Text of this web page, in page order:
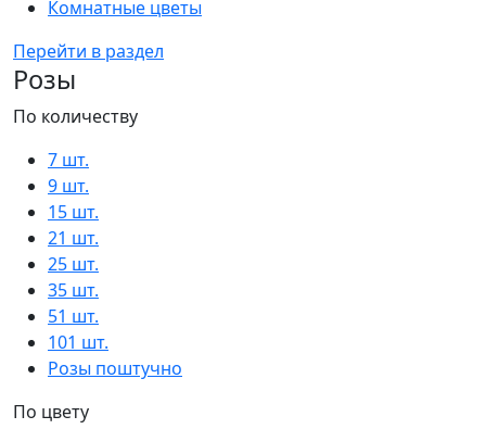
Комнатные цветы
Перейти в раздел
Розы
По количеству
7 шт.
9 шт.
15 шт.
21 шт.
25 шт.
35 шт.
51 шт.
101 шт.
Розы поштучно
По цвету